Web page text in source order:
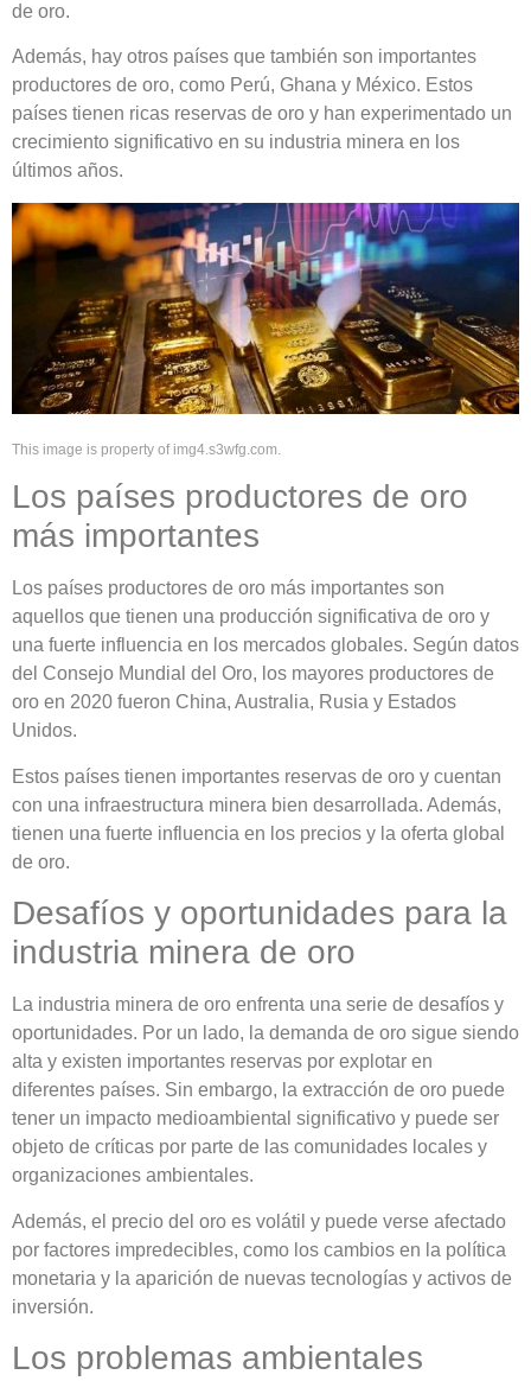
de oro.
Además, hay otros países que también son importantes
productores de oro, como Perú, Ghana y México. Estos
países tienen ricas reservas de oro y han experimentado un
crecimiento significativo en su industria minera en los
últimos años.
This image is property of img4.s3wfg.com.
Los países productores de oro
más importantes
Los países productores de oro más importantes son
aquellos que tienen una producción significativa de oro y
una fuerte influencia en los mercados globales. Según datos
del Consejo Mundial del Oro, los mayores productores de
oro en 2020 fueron China, Australia, Rusia y Estados
Unidos.
Estos países tienen importantes reservas de oro y cuentan
con una infraestructura minera bien desarrollada. Además,
tienen una fuerte influencia en los precios y la oferta global
de oro.
Desafíos y oportunidades para la
industria minera de oro
La industria minera de oro enfrenta una serie de desafíos y
oportunidades. Por un lado, la demanda de oro sigue siendo
alta y existen importantes reservas por explotar en
diferentes países. Sin embargo, la extracción de oro puede
tener un impacto medioambiental significativo y puede ser
objeto de críticas por parte de las comunidades locales y
organizaciones ambientales.
Además, el precio del oro es volátil y puede verse afectado
por factores impredecibles, como los cambios en la política
monetaria y la aparición de nuevas tecnologías y activos de
inversión.
Los problemas ambientales